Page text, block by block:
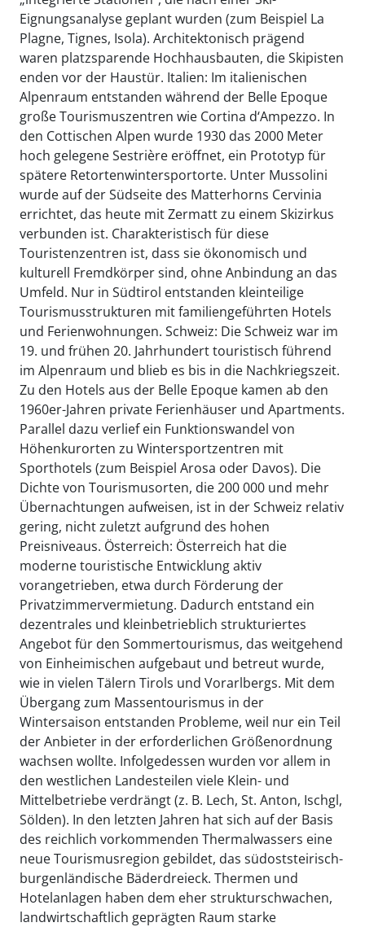
Eignungsanalyse geplant wurden (zum Beispiel La
Plagne, Tignes, Isola). Architektonisch prägend
waren platzsparende Hochhausbauten, die Skipisten
enden vor der Haustür. Italien: Im italienischen
Alpenraum entstanden während der Belle Epoque
große Tourismuszentren wie Cortina d‘Ampezzo. In
den Cottischen Alpen wurde 1930 das 2000 Meter
hoch gelegene Sestrière eröffnet, ein Prototyp für
spätere Retortenwintersportorte. Unter Mussolini
wurde auf der Südseite des Matterhorns Cervinia
errichtet, das heute mit Zermatt zu einem Skizirkus
verbunden ist. Charakteristisch für diese
Touristenzentren ist, dass sie ökonomisch und
kulturell Fremdkörper sind, ohne Anbindung an das
Umfeld. Nur in Südtirol entstanden kleinteilige
Tourismusstrukturen mit familiengeführten Hotels
und Ferienwohnungen. Schweiz: Die Schweiz war im
19. und frühen 20. Jahrhundert touristisch führend
im Alpenraum und blieb es bis in die Nachkriegszeit.
Zu den Hotels aus der Belle Epoque kamen ab den
1960er-Jahren private Ferienhäuser und Apartments.
Parallel dazu verlief ein Funktionswandel von
Höhenkurorten zu Wintersportzentren mit
Sporthotels (zum Beispiel Arosa oder Davos). Die
Dichte von Tourismusorten, die 200 000 und mehr
Übernachtungen aufweisen, ist in der Schweiz relativ
gering, nicht zuletzt aufgrund des hohen
Preisniveaus. Österreich: Österreich hat die
moderne touristische Entwicklung aktiv
vorangetrieben, etwa durch Förderung der
Privatzimmervermietung. Dadurch entstand ein
dezentrales und kleinbetrieblich strukturiertes
Angebot für den Sommertourismus, das weitgehend
von Einheimischen aufgebaut und betreut wurde,
wie in vielen Tälern Tirols und Vorarlbergs. Mit dem
Übergang zum Massentourismus in der
Wintersaison entstanden Probleme, weil nur ein Teil
der Anbieter in der erforderlichen Größenordnung
wachsen wollte. Infolgedessen wurden vor allem in
den westlichen Landesteilen viele Klein- und
Mittelbetriebe verdrängt (z. B. Lech, St. Anton, Ischgl,
Sölden). In den letzten Jahren hat sich auf der Basis
des reichlich vorkommenden Thermalwassers eine
neue Tourismusregion gebildet, das südoststeirisch-
burgenländische Bäderdreieck. Thermen und
Hotelanlagen haben dem eher strukturschwachen,
landwirtschaftlich geprägten Raum starke